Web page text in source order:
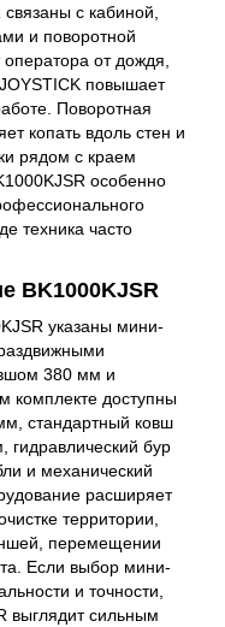
с кабиной,
и поворотной
от дождя,
повышает
Поворотная
копать вдоль стен и
рядом с краем
особенно
техника часто
BK1000KJSR
указаны мини-
380 мм и
комплекте доступны
стандартный ковш
бур
и механический
расширяет
территории,
перемещении
Если выбор мини-
и точности,
выглядит сильным